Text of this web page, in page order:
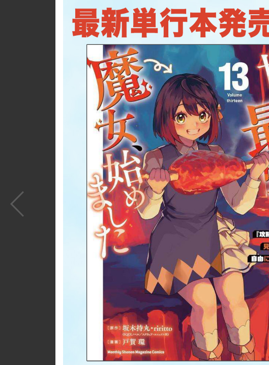
詳細ページへのリンク